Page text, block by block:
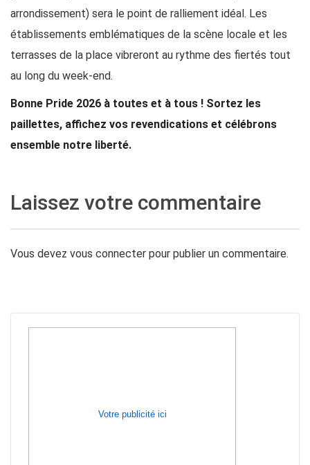
arrondissement) sera le point de ralliement idéal. Les
établissements emblématiques de la scène locale et les
terrasses de la place vibreront au rythme des fiertés tout
au long du week-end.
Bonne Pride 2026 à toutes et à tous ! Sortez les
paillettes, affichez vos revendications et célébrons
ensemble notre liberté.
Laissez votre commentaire
Vous devez vous connecter pour publier un commentaire.
Votre publicité ici